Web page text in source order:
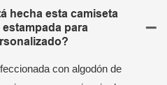
hecha esta camiseta
para
con algodón de